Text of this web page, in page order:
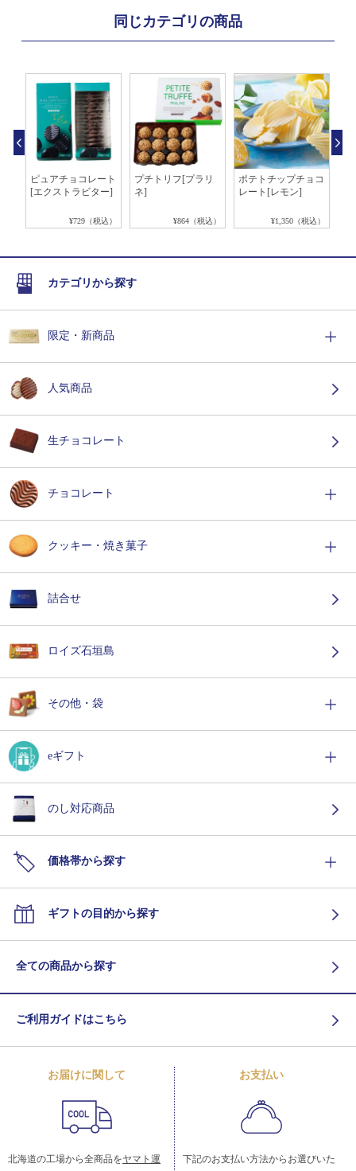
同じカテゴリの商品
ピュアチョコレート
[エクストラビター]
¥729（税込）
プチトリフ[プラリ
ネ]
¥864（税込）
ポテトチップチョコ
レート[レモン]
¥1,350（税込）
カテゴリから探す
限定・新商品
人気商品
生チョコレート
チョコレート
クッキー・焼き菓子
詰合せ
ロイズ石垣島
その他・袋
eギフト
のし対応商品
価格帯から探す
ギフトの目的から探す
全ての商品から探す
ご利用ガイドはこちら
お届けに関して
北海道の工場から全商品をヤマト運
お支払い
下記のお支払い方法からお選びいた